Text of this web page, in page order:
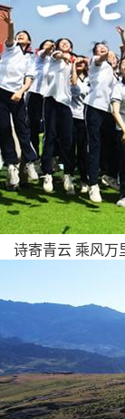
诗寄青云 乘风万